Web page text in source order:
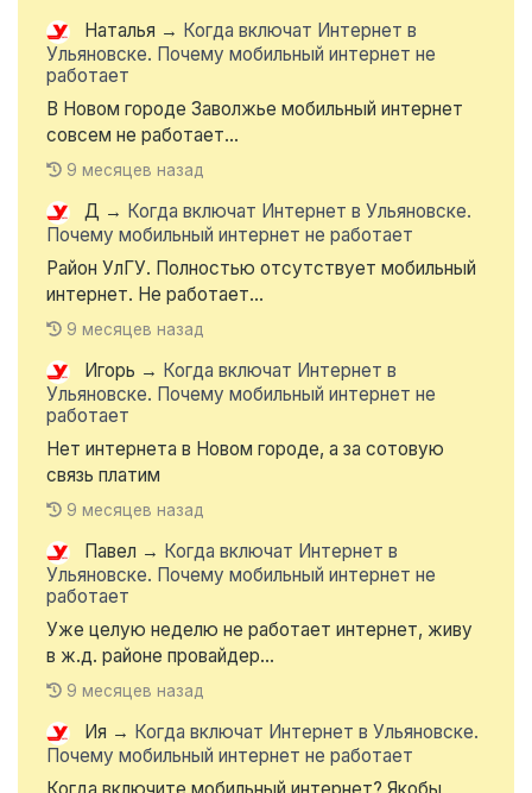
Наталья → Когда включат Интернет в
Ульяновске. Почему мобильный интернет не
работает
В Новом городе Заволжье мобильный интернет
совсем не работает...
9 месяцев назад
Д → Когда включат Интернет в Ульяновске.
Почему мобильный интернет не работает
Район УлГУ. Полностью отсутствует мобильный
интернет. Не работает...
9 месяцев назад
Игорь → Когда включат Интернет в
Ульяновске. Почему мобильный интернет не
работает
Нет интернета в Новом городе, а за сотовую
связь платим
9 месяцев назад
Павел → Когда включат Интернет в
Ульяновске. Почему мобильный интернет не
работает
Уже целую неделю не работает интернет, живу
в ж.д. районе провайдер...
9 месяцев назад
Ия → Когда включат Интернет в Ульяновске.
Почему мобильный интернет не работает
Когда включите мобильный интернет? Якобы